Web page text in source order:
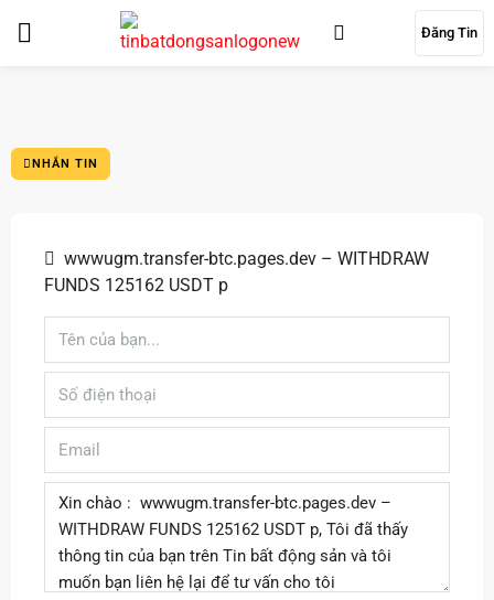
Đăng Tin
NHẮN TIN
wwwugm.transfer-btc.pages.dev – WITHDRAW
FUNDS 125162 USDT p